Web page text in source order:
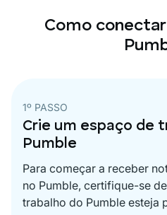
Como
1º PASSO
Crie um espaço de
Pumble
Para começar a receber
no Pumble, certifique-se
trabalho do Pumble esteja